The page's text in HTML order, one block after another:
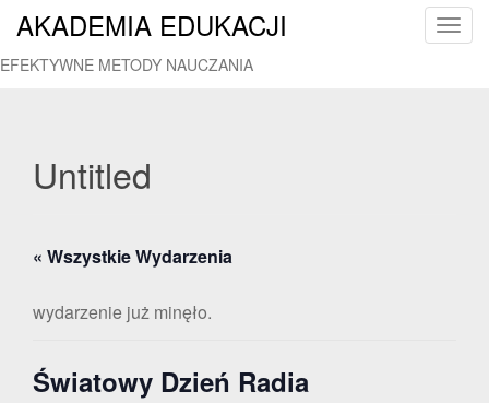
T
AKADEMIA EDUKACJI
EFEKTYWNE METODY NAUCZANIA
Untitled
« Wszystkie Wydarzenia
wydarzenie już minęło.
Światowy Dzień Radia